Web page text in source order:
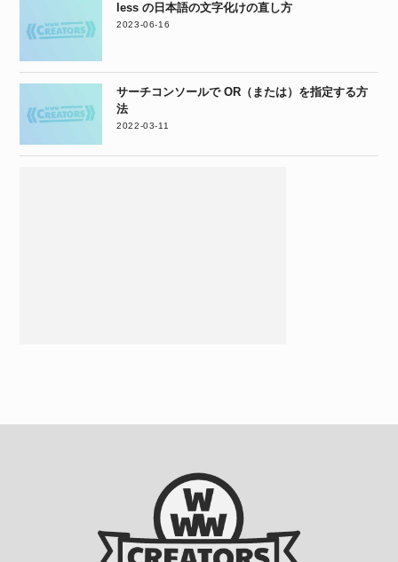
less の日本語の文字化けの直し方
2023-06-16
サーチコンソールで OR（または）を指定する方
法
2022-03-11